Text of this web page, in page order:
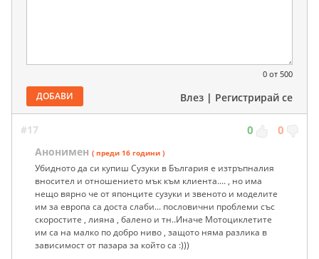
0 от 500
ДОБАВИ Влез | Регистрирай се
#17 0 0
Анонимен ( преди 16 години )
Убидното да си купиш Сузуки в България е изтръпналия
вносител и отношението мък към клиента.... , но има
нещо вярно че от японците сузуки и звеното и моделите
им за европа са доста слаби... пословични проблеми със
скоростите , лияна , балено и тн..Иначе Мотоциклетите
им са на малко по добро ниво , защото няма разлика в
зависимост от пазара за който са :)))